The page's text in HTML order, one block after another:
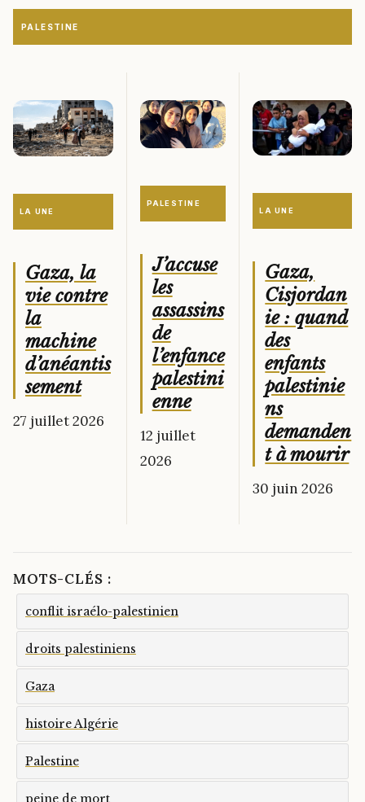
PALESTINE
LA UNE
Gaza, la
vie contre
la
machine
d’anéantis
sement
27 juillet 2026
PALESTINE
J’accuse
les
assassins
de
l’enfance
palestini
enne
12 juillet
2026
LA UNE
Gaza,
Cisjordan
ie : quand
des
enfants
palestinie
ns
demanden
t à mourir
30 juin 2026
MOTS-CLÉS :
conflit israélo-palestinien
droits palestiniens
Gaza
histoire Algérie
Palestine
peine de mort